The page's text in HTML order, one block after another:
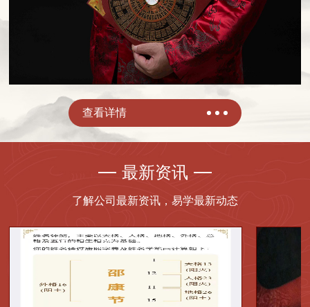
查看详情
最新资讯
了解公司最新资讯，易学最新动态